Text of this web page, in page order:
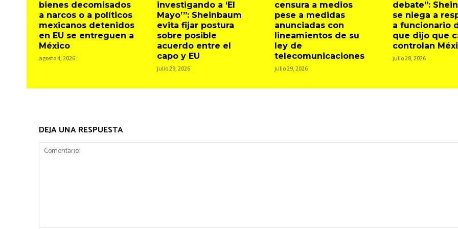
bienes decomisados
a narcos o a políticos
mexicanos detenidos
en EU se entreguen a
México
agosto 4, 2026
investigando a ‘El
Mayo’”: Sheinbaum
evita fijar postura
sobre posible
acuerdo entre el
capo y EU
julio 29, 2026
censura a medios
pese a medidas
anunciadas con
lineamientos de su
ley de
telecomunicaciones
julio 29, 2026
debate”:
se niega a
a funcionario
que dijo que
controlan
julio 28, 2026
DEJA UNA RESPUESTA